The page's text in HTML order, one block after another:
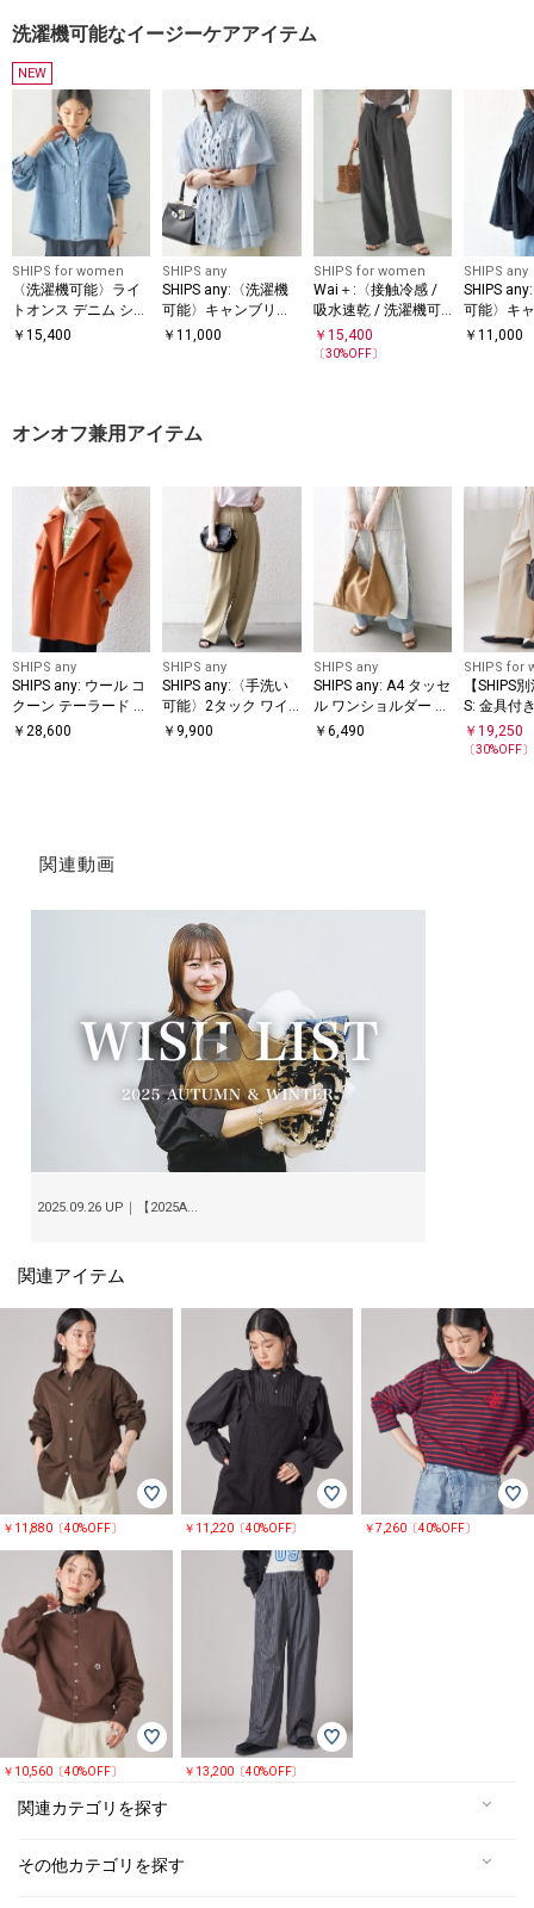
洗濯機可能なイージーケアアイテム
NEW
SHIPS for women
〈洗濯機可能〉ライ
トオンス デニム ショ
ート シャツ
￥ 15,400
SHIPS any
SHIPS any:〈洗濯機
可能〉キャンブリッ
ク スタンドカラー レ
￥11,000
SHIPS for women
Wai＋:〈接触冷感 /
吸水速乾 / 洗濯機可
能〉タイプライター
コンフィ タック パン
￥ 15,400
〔30%OFF〕
SHIPS any
SHIPS
可能〉キ
ク スタン
￥11,000
オンオフ兼用アイテム
SHIPS any
SHIPS any: ウール コ
クーン テーラード シ
ョート コート 25AW
￥ 28,600
SHIPS any
SHIPS any:〈手洗い
可能〉2タック ワイ
ド パンツ
￥ 9,900
SHIPS any
SHIPS any: A4 タッセ
ル ワンショルダー バ
ッグ
￥ 6,490
SHIPS for
【SHIPS
S: 金具付
ート M
￥19,250
〔30%OFF〕
関連動画
2025.09.26 UP｜【2025A...
関連アイテム
￥11,880〔40%OFF〕 ￥11,220〔40%OFF〕 ￥7,260〔40%OFF〕
￥10,560〔40%OFF〕 ￥13,200〔40%OFF〕
関連カテゴリを探す
その他カテゴリを探す